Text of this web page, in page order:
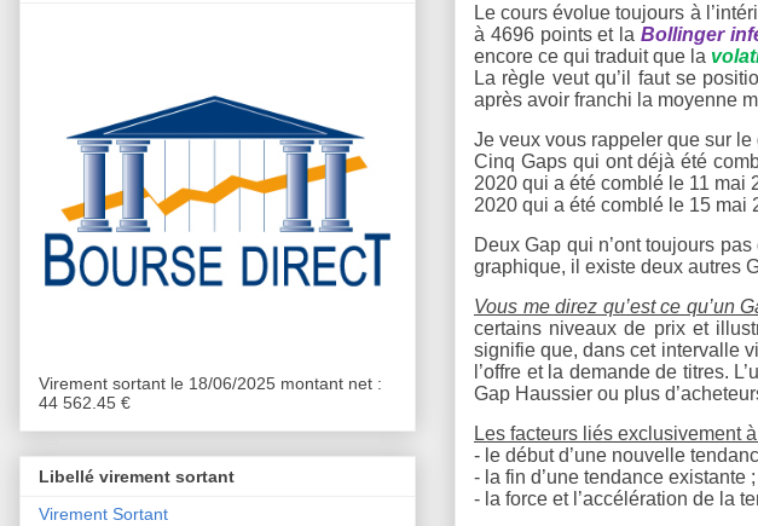
Le cours évolue toujours à
à 4696 points et laBollinger
encore ce qui traduit que la
La règle veut qu’il faut se
après avoir franchi la moyenne
Je veux vous rappeler que sur
Cinq Gaps qui ont déjà été
2020 qui a été comblé le 11 mai
2020 qui a été comblé le 15 mai
Deux Gap qui n’ont toujours
graphique, il existe deux autres
Vous me direz qu’est ce qu’un
certains niveaux de prix et
signifie que, dans cet intervalle
l’offre et la demande de titres.
Gap Haussier ou plus
Les facteurs liés exclusivement
- le début d’une nouvelle
- la fin d’une tendance existante ;
- la force et l’accélération de la
Virement sortant le 18/06/2025 montant net :
44 562.45 €
Libellé virement sortant
Virement Sortant